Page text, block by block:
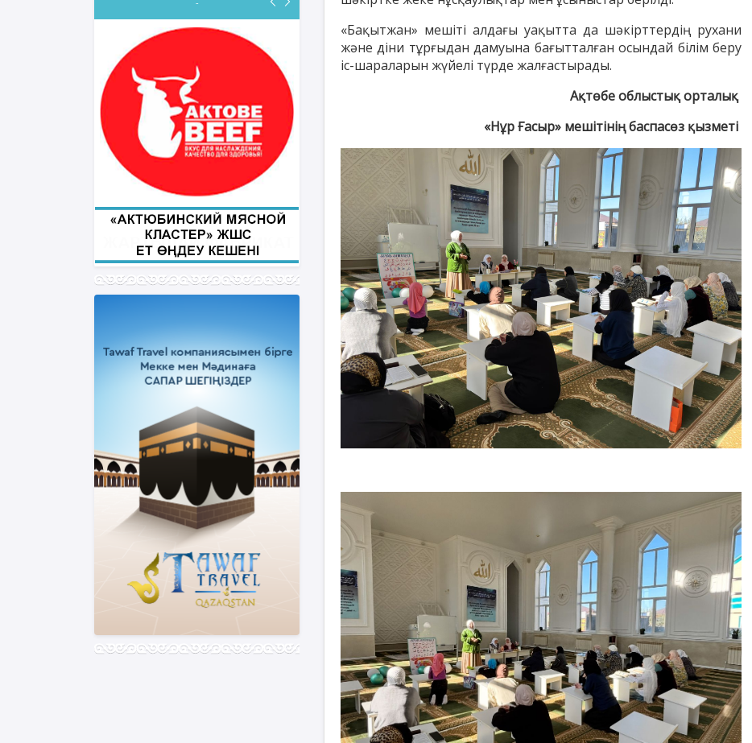
«Бақытжан» мешіті алдағы уақытта да шәкірттердің рухани
және діни тұрғыдан дамуына бағытталған осындай білім беру
іс-шараларын жүйелі түрде жалғастырады.
Ақтөбе облыстық орталық
«Нұр Ғасыр» мешітінің баспасөз қызметі
ФИҚҺ ДӘРІСТЕРІ
Нұрбол Смағұлов
""Нұр Ғасыр" облыстық мешітінің
наиб имамы
ТІКЕЛЕЙ ЭФИРДЕ
Аптаның сәрсенбі күндері сағат
21:00 (Ақтөбе уақытымен)
Біздің nur_gasyr Instagram
парақшамызда
Шынболат Үмбетов
наиб имамы
ТІКЕЛЕЙ ЭФИРДЕ
Аптаның сенбі күндері сағат
21:00 (Ақтөбе уақытымен)
Біздің nur_gasyr Instagram
парақшамызда
Нұрбол Смағұлов
наиб имамы
ТІКЕЛЕЙ ЭФИРДЕ
Аптаның сәрсенбі күндері сағат
21:00 (Ақтөбе уақытымен)
Біздің nur_gasyr Instagram
парақшамызда